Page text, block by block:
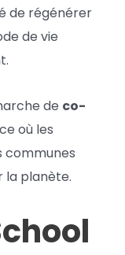
de régénérer
de vie
de co-
où les
communes
la planète.